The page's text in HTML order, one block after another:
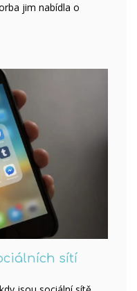
jim nabídla o
sítí